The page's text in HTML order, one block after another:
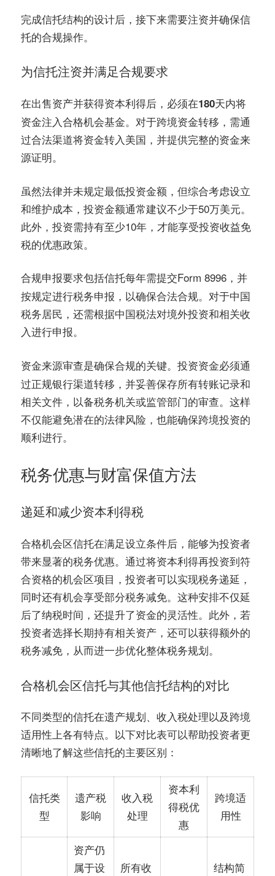
完成信托结构的设计后，接下来需要注资并确保信
托的合规操作。
为信托注资并满足合规要求
在出售资产并获得资本利得后，必须在180天内将
资金注入合格机会基金。对于跨境资金转移，需通
过合法渠道将资金转入美国，并提供完整的资金来
源证明。
虽然法律并未规定最低投资金额，但综合考虑设立
和维护成本，投资金额通常建议不少于50万美元。
此外，投资需持有至少10年，才能享受投资收益免
税的优惠政策。
合规申报要求包括信托每年需提交Form 8996，并
按规定进行税务申报，以确保合法合规。对于中国
税务居民，还需根据中国税法对境外投资和相关收
入进行申报。
资金来源审查是确保合规的关键。投资资金必须通
过正规银行渠道转移，并妥善保存所有转账记录和
相关文件，以备税务机关或监管部门的审查。这样
不仅能避免潜在的法律风险，也能确保跨境投资的
顺利进行。
税务优惠与财富保值方法
递延和减少资本利得税
合格机会区信托在满足设立条件后，能够为投资者
带来显著的税务优惠。通过将资本利得再投资到符
合资格的机会区项目，投资者可以实现税务递延，
同时还有机会享受部分税务减免。这种安排不仅延
后了纳税时间，还提升了资金的灵活性。此外，若
投资者选择长期持有相关资产，还可以获得额外的
税务减免，从而进一步优化整体税务规划。
合格机会区信托与其他信托结构的对比
不同类型的信托在遗产规划、收入税处理以及跨境
适用性上各有特点。以下对比表可以帮助投资者更
清晰地了解这些信托的主要区别：
信托类
型
遗产税
影响
收入税
处理
资本利
得税优
惠
跨境适
用性
资产仍
属于设
所有收
结构简